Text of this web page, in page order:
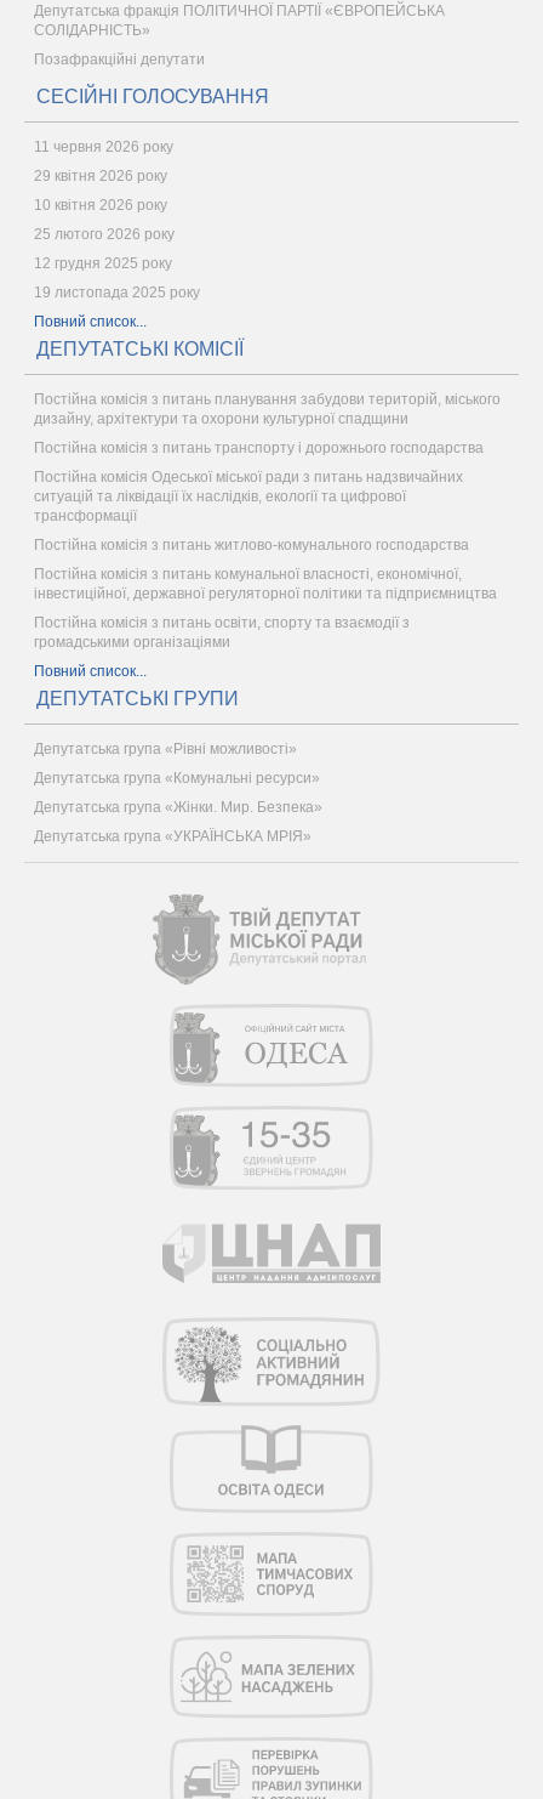
Депутатська фракція ПОЛІТИЧНОЇ ПАРТІЇ «ЄВРОПЕЙСЬКА
СОЛІДАРНІСТЬ»
Позафракційні депутати
СЕСІЙНІ ГОЛОСУВАННЯ
11 червня 2026 року
29 квітня 2026 року
10 квітня 2026 року
25 лютого 2026 року
12 грудня 2025 року
19 листопада 2025 року
Повний список...
ДЕПУТАТСЬКІ КОМІСІЇ
Постійна комісія з питань планування забудови територій, міського
дизайну, архітектури та охорони культурної спадщини
Постійна комісія з питань транспорту і дорожнього господарства
Постійна комісія Одеської міської ради з питань надзвичайних
ситуацій та ліквідації їх наслідків, екології та цифрової
трансформації
Постійна комісія з питань житлово-комунального господарства
Постійна комісія з питань комунальної власності, економічної,
інвестиційної, державної регуляторної політики та підприємництва
Постійна комісія з питань освіти, спорту та взаємодії з
громадськими організаціями
Повний список...
ДЕПУТАТСЬКІ ГРУПИ
Депутатська група «Рівні можливості»
Депутатська група «Комунальні ресурси»
Депутатська група «Жінки. Мир. Безпека»
Депутатська група «УКРАЇНСЬКА МРІЯ»